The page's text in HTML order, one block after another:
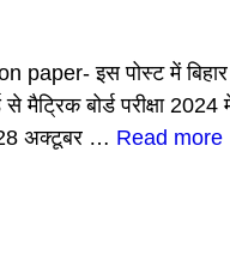
इस पोस्ट में बिहार
से मैट्रिक बोर्ड परीक्षा
अक्टूबर … Read more